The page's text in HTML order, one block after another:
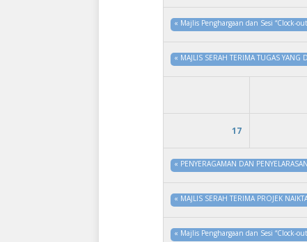
« Majlis Penghargaan dan Sesi “Clock-
« MAJLIS SERAH TERIMA TUGAS
17
« PENYERAGAMAN DAN
« MAJLIS SERAH TERIMA PROJEK
« Majlis Penghargaan dan Sesi “Clock-